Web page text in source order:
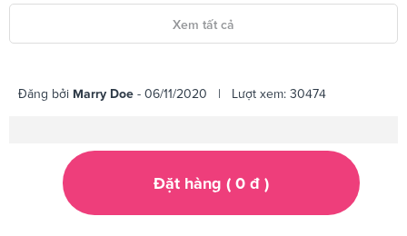
Xem tất cả
Đăng bởi Marry Doe - 06/11/2020 | Lượt xem: 30474
Đặt hàng ( 0đ )